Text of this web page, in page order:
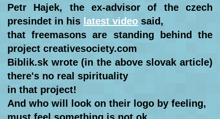
Petr Hajek, the ex-advisor of the czech
presindet in his latest video said,
that freemasons are standing behind the
project creativesociety.com
Biblik.sk wrote (in the above slovak article)
there's no real spirituality
in that project!
And who will look on their logo by feeling,